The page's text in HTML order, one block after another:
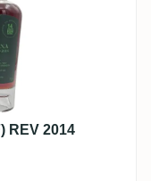
REV 2014